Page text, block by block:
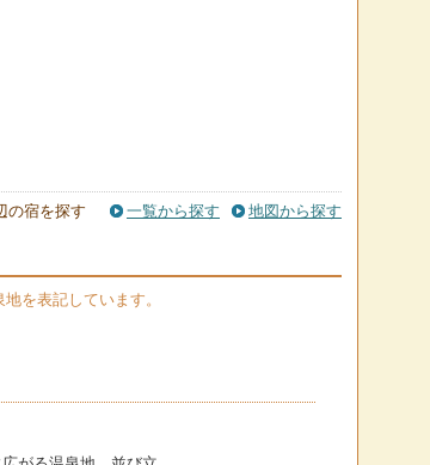
の宿を探す 一覧から探す 地図から探す
を表記しています。